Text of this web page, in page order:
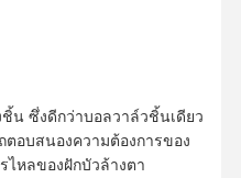
น ซึ่งดีกว่าบอลวาล์วชิ้นเดียว
อบสนองความต้องการของ
ไหลของฝักบัวล้างตา